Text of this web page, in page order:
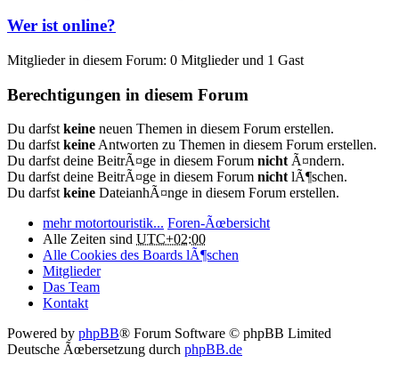
Wer ist online?
Mitglieder in diesem Forum: 0 Mitglieder und 1 Gast
Berechtigungen in diesem Forum
Du darfst keine neuen Themen in diesem Forum erstellen.
Du darfst keine Antworten zu Themen in diesem Forum erstellen.
Du darfst deine BeitrÃ¤ge in diesem Forum nicht Ã¤ndern.
Du darfst deine BeitrÃ¤ge in diesem Forum nicht lÃ¶schen.
Du darfst keine DateianhÃ¤nge in diesem Forum erstellen.
mehr motortouristik... Foren-Ãœbersicht
Alle Zeiten sind UTC+02:00
Alle Cookies des Boards lÃ¶schen
Mitglieder
Das Team
Kontakt
Powered by phpBB® Forum Software © phpBB Limited
Deutsche Ãœbersetzung durch phpBB.de